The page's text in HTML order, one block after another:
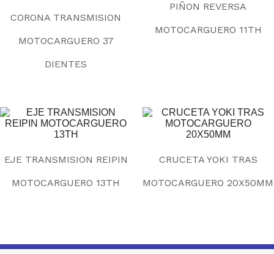
CORONA TRANSMISION
MOTOCARGUERO 37
DIENTES
PIÑON REVERSA
MOTOCARGUERO 11TH
EJE TRANSMISION REIPIN
MOTOCARGUERO 13TH
CRUCETA YOKI TRAS
MOTOCARGUERO 20X50MM